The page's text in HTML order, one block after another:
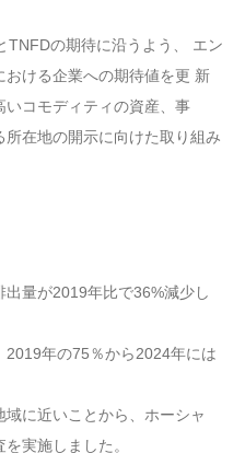
TNFDの期待に沿うよう、 エン
ける企業への期待値を更 新
いコモディティの資産、事
在地の開示に向けた取り組み
量が2019年比で36%減少し
2019年の75％から2024年には
に近いことから、ホーシャ
実施しました。